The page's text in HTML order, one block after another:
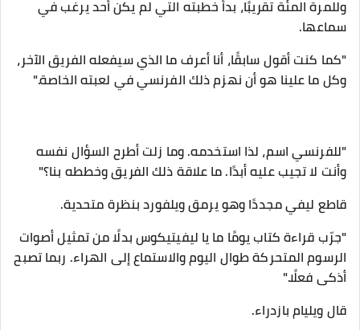
وللمرة المئة تقريبًا، بدأ خطبته التي لم يكن أحد يرغب في
سماعها.
"كما كنت أقول سابقًا، أنا أعرف ما الذي سيفعله الفريق الآخر،
وكل ما علينا هو أن نهزم ذلك الفرنسي في لعبته الخاصة."
"للفرنسي اسم، لذا استخدمه. وما زلت أطرح السؤال نفسه
وأنت لا تجيب عليه أبدًا. ما علاقة ذلك الفريق وخططه بنا؟"
قاطع ليفي مجددًا وهو يرمق ويلفورد بنظرة متحدية.
"جرّب قراءة كتاب يومًا ما يا ليفيتيكوس بدلًا من تمثيل أصوات
الرسوم المتحركة طوال اليوم والاستماع إلى الهراء. ربما تصبح
أذكى فعلًا."
قال ويليام بازدراء.